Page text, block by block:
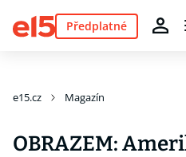
Předplatné
e15.cz Magazín
OBRAZEM: